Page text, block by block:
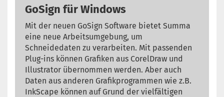
GoSign für Windows
Mit der neuen GoSign Software bietet Summa
eine neue Arbeitsumgebung, um
Schneidedaten zu verarbeiten. Mit passenden
Plug-ins können Grafiken aus CorelDraw und
Illustrator übernommen werden. Aber auch
Daten aus anderen Grafikprogrammen wie z.B.
InkScape können auf Grund der vielfältigen